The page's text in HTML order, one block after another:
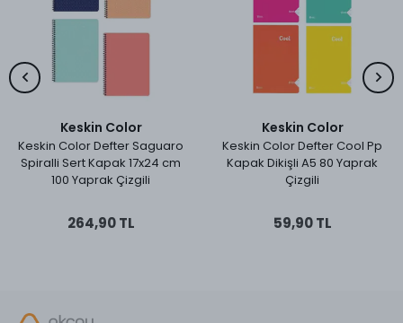
Keskin Color
Keskin Color Defter Saguaro
Spiralli Sert Kapak 17x24 cm
100 Yaprak Çizgili
264,90 TL
Keskin Color
Keskin Color Defter Cool Pp
Kapak Dikişli A5 80 Yaprak
Çizgili
59,90 TL